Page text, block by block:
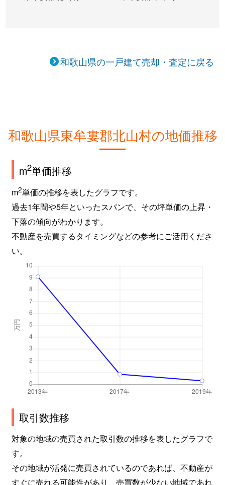
和歌山県の一戸建て売却・査定に戻る
和歌山県東牟婁郡北山村の地価推移
m2単価推移
m2単価の推移を表したグラフです。
過去1年間や5年といったスパンで、その坪単価の上昇・
下落の傾向がわかります。
不動産を売買するタイミングなどの参考にご活用くださ
い。
取引数推移
対象の地域の売買された取引数の推移を表したグラフで
す。
その地域が活発に売買されているのであれば、不動産が
すぐに売れる可能性があり、売買数が少ない地域であれ